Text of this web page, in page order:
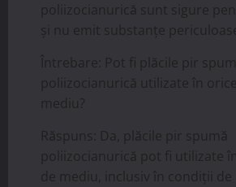
poliizocianurică sunt sigure
și nu emit substanțe
Întrebare: Pot fi plăcile pir
poliizocianurică utilizate în
mediu?
Răspuns: Da, plăcile pir spumă
poliizocianurică pot fi utilizate
de mediu, inclusiv în condiții